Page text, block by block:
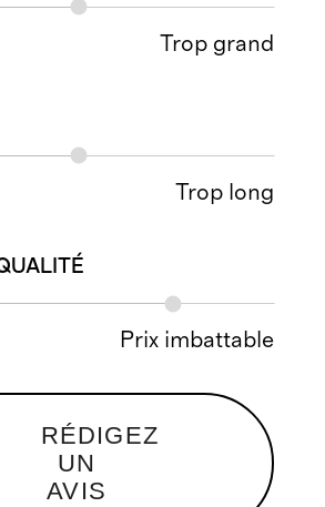
Trop grand
Trop long
Prix imbattable
RÉDIGEZ
UN
AVIS